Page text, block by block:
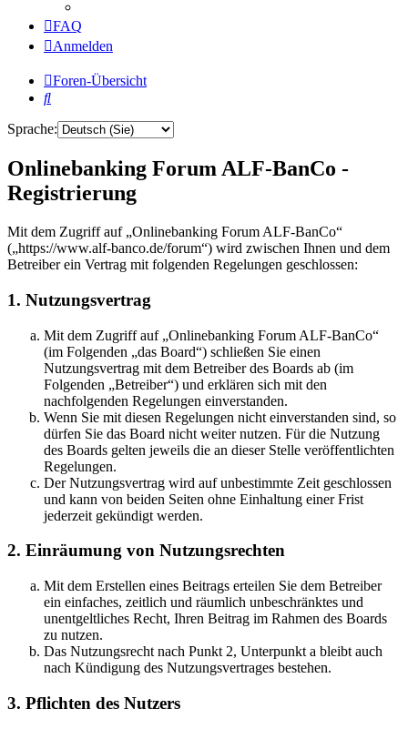
FAQ
Anmelden
Foren-Übersicht
Suche
Sprache:
Onlinebanking Forum ALF-BanCo -
Registrierung
Mit dem Zugriff auf „Onlinebanking Forum ALF-BanCo“
(„https://www.alf-banco.de/forum“) wird zwischen Ihnen und dem
Betreiber ein Vertrag mit folgenden Regelungen geschlossen:
1. Nutzungsvertrag
Mit dem Zugriff auf „Onlinebanking Forum ALF-BanCo“
(im Folgenden „das Board“) schließen Sie einen
Nutzungsvertrag mit dem Betreiber des Boards ab (im
Folgenden „Betreiber“) und erklären sich mit den
nachfolgenden Regelungen einverstanden.
Wenn Sie mit diesen Regelungen nicht einverstanden sind, so
dürfen Sie das Board nicht weiter nutzen. Für die Nutzung
des Boards gelten jeweils die an dieser Stelle veröffentlichten
Regelungen.
Der Nutzungsvertrag wird auf unbestimmte Zeit geschlossen
und kann von beiden Seiten ohne Einhaltung einer Frist
jederzeit gekündigt werden.
2. Einräumung von Nutzungsrechten
Mit dem Erstellen eines Beitrags erteilen Sie dem Betreiber
ein einfaches, zeitlich und räumlich unbeschränktes und
unentgeltliches Recht, Ihren Beitrag im Rahmen des Boards
zu nutzen.
Das Nutzungsrecht nach Punkt 2, Unterpunkt a bleibt auch
nach Kündigung des Nutzungsvertrages bestehen.
3. Pflichten des Nutzers